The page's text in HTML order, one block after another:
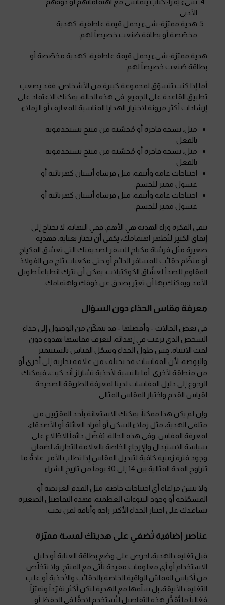
الأدبي
هدية مميّزة؛ شيء يحمل قيمة عاطفية، كهدية
مخصّصة أو بطاقة صُنعت خصيصاً لهم.
هدية مميّزة؛ شيء يحمل قيمة عاطفية، كهدية مخصّصة أو
بطاقة صُنعت خصيصاً لهم.
أما إذا كنت تتسوّق لمجموعة كبيرة من الأشخاص، فقد يصعب
تطبيق القاعدة على الجميع. في هذه الحالة، يمكنك الاعتماد على
إرشادات أكثر مرونة لاختيار الهدايا المناسبة للمعارف أو الزملاء،
مثل: نسخة فاخرة أو مُحسّنة من منتج يستخدمونه
بالفعل
مثل: نسخة فاخرة أو مُحسّنة من منتج يستخدمونه
بالفعل
احتياجات عامة وأنيقة، مثل فرشاة أسنان كهربائية أو
غسول مميز للجسم.
احتياجات عامة وأنيقة، مثل فرشاة أسنان كهربائية أو
غسول مميز للجسم.
تبقى الفكرة وراء الهدية هي الأهم. ففي النهاية، لا تحتاج إلى
إنفاق الكثير لتُظهر اهتمامك، يكفي أن تختار بعناية. فهدية
صغيرة مثل فرشاة مكياج للسفر لصديقتك التي تعشق المكياج
أو منظّم حقائب للمسافر الدائم أو حتى مكعبات ثلج من الفولاذ
المقاوم للصدأ لعشّاق الكوكتيلات، يمكن أن تترك انطباعاً طويل
الأمد ويمكنك بها أن تعبّر بصدق عن ذوقك واهتمامك.
معرفة مقاس الحذاء دون السؤال
في بعض الحالات - وأفضلها - قد تتمكّن من الوصول إلى حذاء
الشخص الذي ترغب في إهدائه، لتعرف مقاسها بهدوء دون
لفت الانتباه. قِس طول الحذاء وسجّل القياس بالسنتيمتر
والبوصة، لأن المقاسات قد تختلف من علامة تجارية إلى أخرى أو
من منطقة لأخرى. أما بالنسبة لأحذية تشارلز آند كيث، فيمكنك
الرجوع إلى دليل المقاسات لدينا لمعرفة الطريقة الصحيحة
لقياس القدم واختيار المقاس المثالي.
وإن لم يكن هذا ممكناً، يمكنك الاستعانة بأحد المقرّبين من
متلقي الهدية، مثل زملاء السكن أو أفراد العائلة أو الأصدقاء،
لمعرفة المقاس. وفي هذه الحالة، يُفضّل دائماً الاطّلاع على
سياسة الاستبدال والإرجاع الخاصة بالعلامة التجارية، لضمان
وجود فترة زمنية كافية لتبديل المقاس إذا تطلب الأمر. عادةً ما
تتراوح المدة المثالية بين 14 إلى 30 يوماً من تاريخ الشراء. .
ولا تنسَ مراعاة أي احتياجات خاصة، مثل القدم العريضة أو
المسطّحة أو وجود النتوءات العظمية، فهذه التفاصيل الصغيرة
تساعدك على اختيار الحذاء الأكثر راحة وأناقة لمن تحب.
عناصر إضافية تُضفي على هديتك لمسة مميّزة
قبل تغليف الهدية، احرص على وضع بطاقة العناية أو دليل
الاستخدام أو أي معلومات مفيدة تأتي مع المنتج. ولا تتخلّص
من أكياس القماش الواقية الخاصة بالحقائب والأحذية أو علب
التغليف الأنيقة، بل سلّمها مع الهدية لتكن أكثر تفرّداً وتميّزاً.
فغالباً ما تُقدَّر هذه التفاصيل لتُستخدم لاحقًا في الحفظ أو